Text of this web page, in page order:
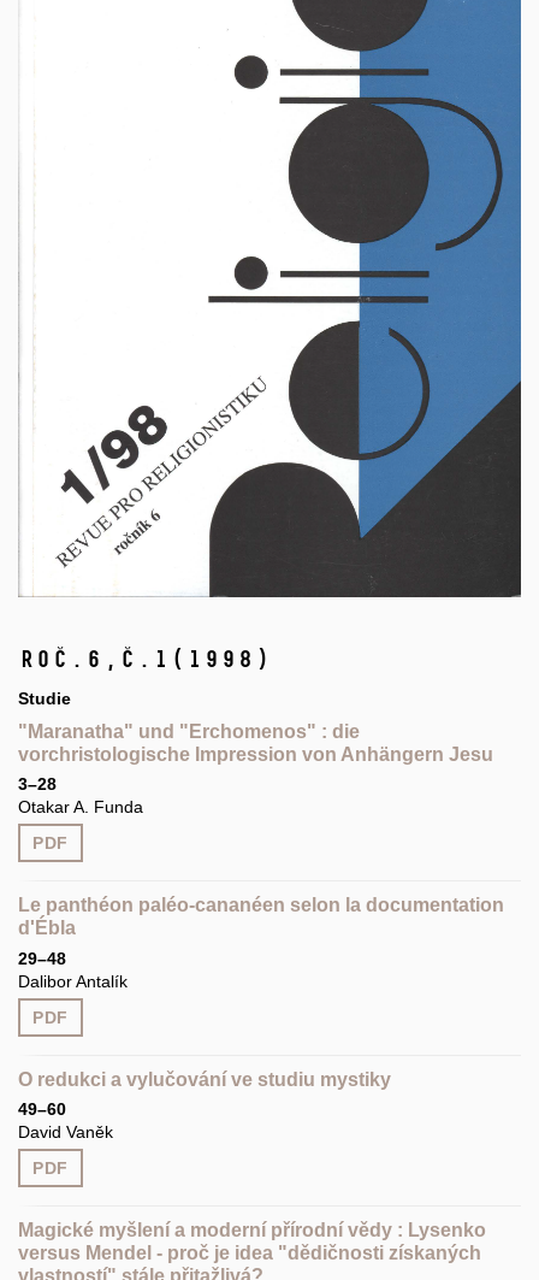
Roč.6, č.1 (1998)
Studie
"Maranatha" und "Erchomenos" : die
vorchristologische Impression von Anhängern Jesu
3–28
Otakar A. Funda
PDF
Le panthéon paléo-cananéen selon la documentation
d'Ébla
29–48
Dalibor Antalík
PDF
O redukci a vylučování ve studiu mystiky
49–60
David Vaněk
PDF
Magické myšlení a moderní přírodní vědy : Lysenko
versus Mendel - proč je idea "dědičnosti získaných